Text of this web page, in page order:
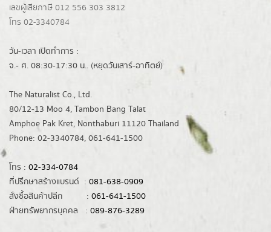
เลขผู้เสียภาษี 012 556 303 3812
โทร 02-3340784
วัน-เวลา เปิดทำการ :
จ.- ศ. 08:30-17:30 น.. (หยุดวันเสาร์-อาทิตย์)
The Naturalist Co., Ltd.
80/12-13 Moo 4, Tambon Bang Talat
Amphoe Pak Kret, Nonthaburi 11120 Thailand
Phone: 02-3340784, 061-641-1500
โทร : 02-334-0784
ที่ปรึกษาสร้างแบรนด์ : 081-638-0909
สั่งซื้อสินค้าปลีก : 061-641-1500
ฝ่ายทรัพยากรบุคคล : 089-876-3289